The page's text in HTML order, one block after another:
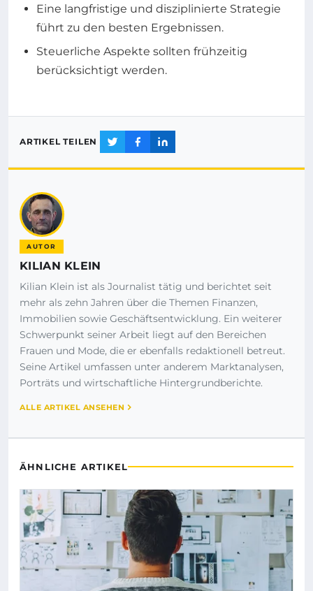
Eine langfristige und disziplinierte Strategie
führt zu den besten Ergebnissen.
Steuerliche Aspekte sollten frühzeitig
berücksichtigt werden.
ARTIKEL TEILEN
AUTOR
KILIAN KLEIN
Kilian Klein ist als Journalist tätig und berichtet seit
mehr als zehn Jahren über die Themen Finanzen,
Immobilien sowie Geschäftsentwicklung. Ein weiterer
Schwerpunkt seiner Arbeit liegt auf den Bereichen
Frauen und Mode, die er ebenfalls redaktionell betreut.
Seine Artikel umfassen unter anderem Marktanalysen,
Porträts und wirtschaftliche Hintergrundberichte.
ALLE ARTIKEL ANSEHEN
ÄHNLICHE ARTIKEL